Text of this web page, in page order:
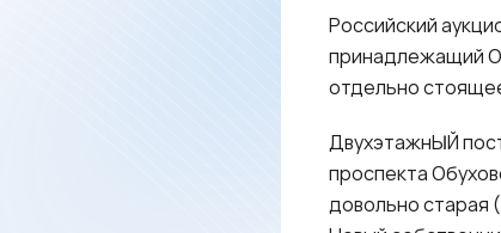
Российский
принадлежащий
отдельно
ДвухэтажнЫЙ
проспекта
довольно старая